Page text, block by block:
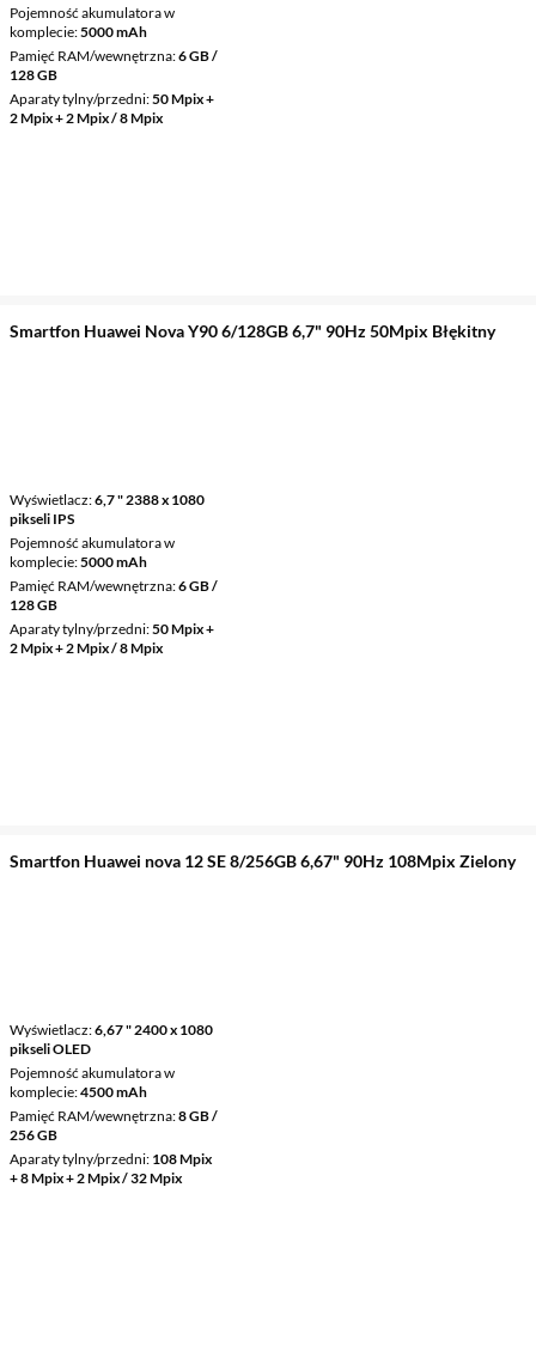
Pojemność akumulatora w
komplecie 5000 mAh
Pamięć RAM/wewnętrzna 6 GB /
128 GB
Aparaty tylny/przedni 50 Mpix +
2 Mpix + 2 Mpix / 8 Mpix
Smartfon Huawei Nova Y90 6/128GB 6,7" 90Hz 50Mpix Błękitny
Wyświetlacz 6,7 " 2388 x 1080
pikseli IPS
Pojemność akumulatora w
komplecie 5000 mAh
Pamięć RAM/wewnętrzna 6 GB /
128 GB
Aparaty tylny/przedni 50 Mpix +
2 Mpix + 2 Mpix / 8 Mpix
Smartfon Huawei nova 12 SE 8/256GB 6,67" 90Hz 108Mpix Zielony
Wyświetlacz 6,67 " 2400 x 1080
pikseli OLED
Pojemność akumulatora w
komplecie 4500 mAh
Pamięć RAM/wewnętrzna 8 GB /
256 GB
Aparaty tylny/przedni 108 Mpix
+ 8 Mpix + 2 Mpix / 32 Mpix